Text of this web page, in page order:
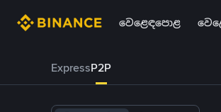
වෙළෙඳපොළ
ExpressP2P